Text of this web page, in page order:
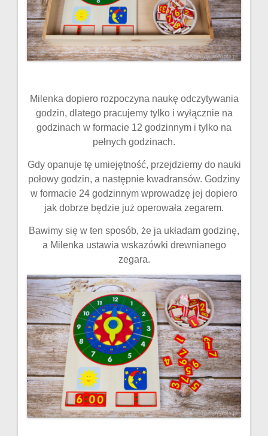
Milenka dopiero rozpoczyna naukę odczytywania
godzin, dlatego pracujemy tylko i wyłącznie na
godzinach w formacie 12 godzinnym i tylko na
pełnych godzinach.
Gdy opanuje tę umiejętność, przejdziemy do nauki
połowy godzin, a następnie kwadransów. Godziny
w formacie 24 godzinnym wprowadzę jej dopiero
jak dobrze będzie już operowała zegarem.
Bawimy się w ten sposób, że ja układam godzinę,
a Milenka ustawia wskazówki drewnianego
zegara.